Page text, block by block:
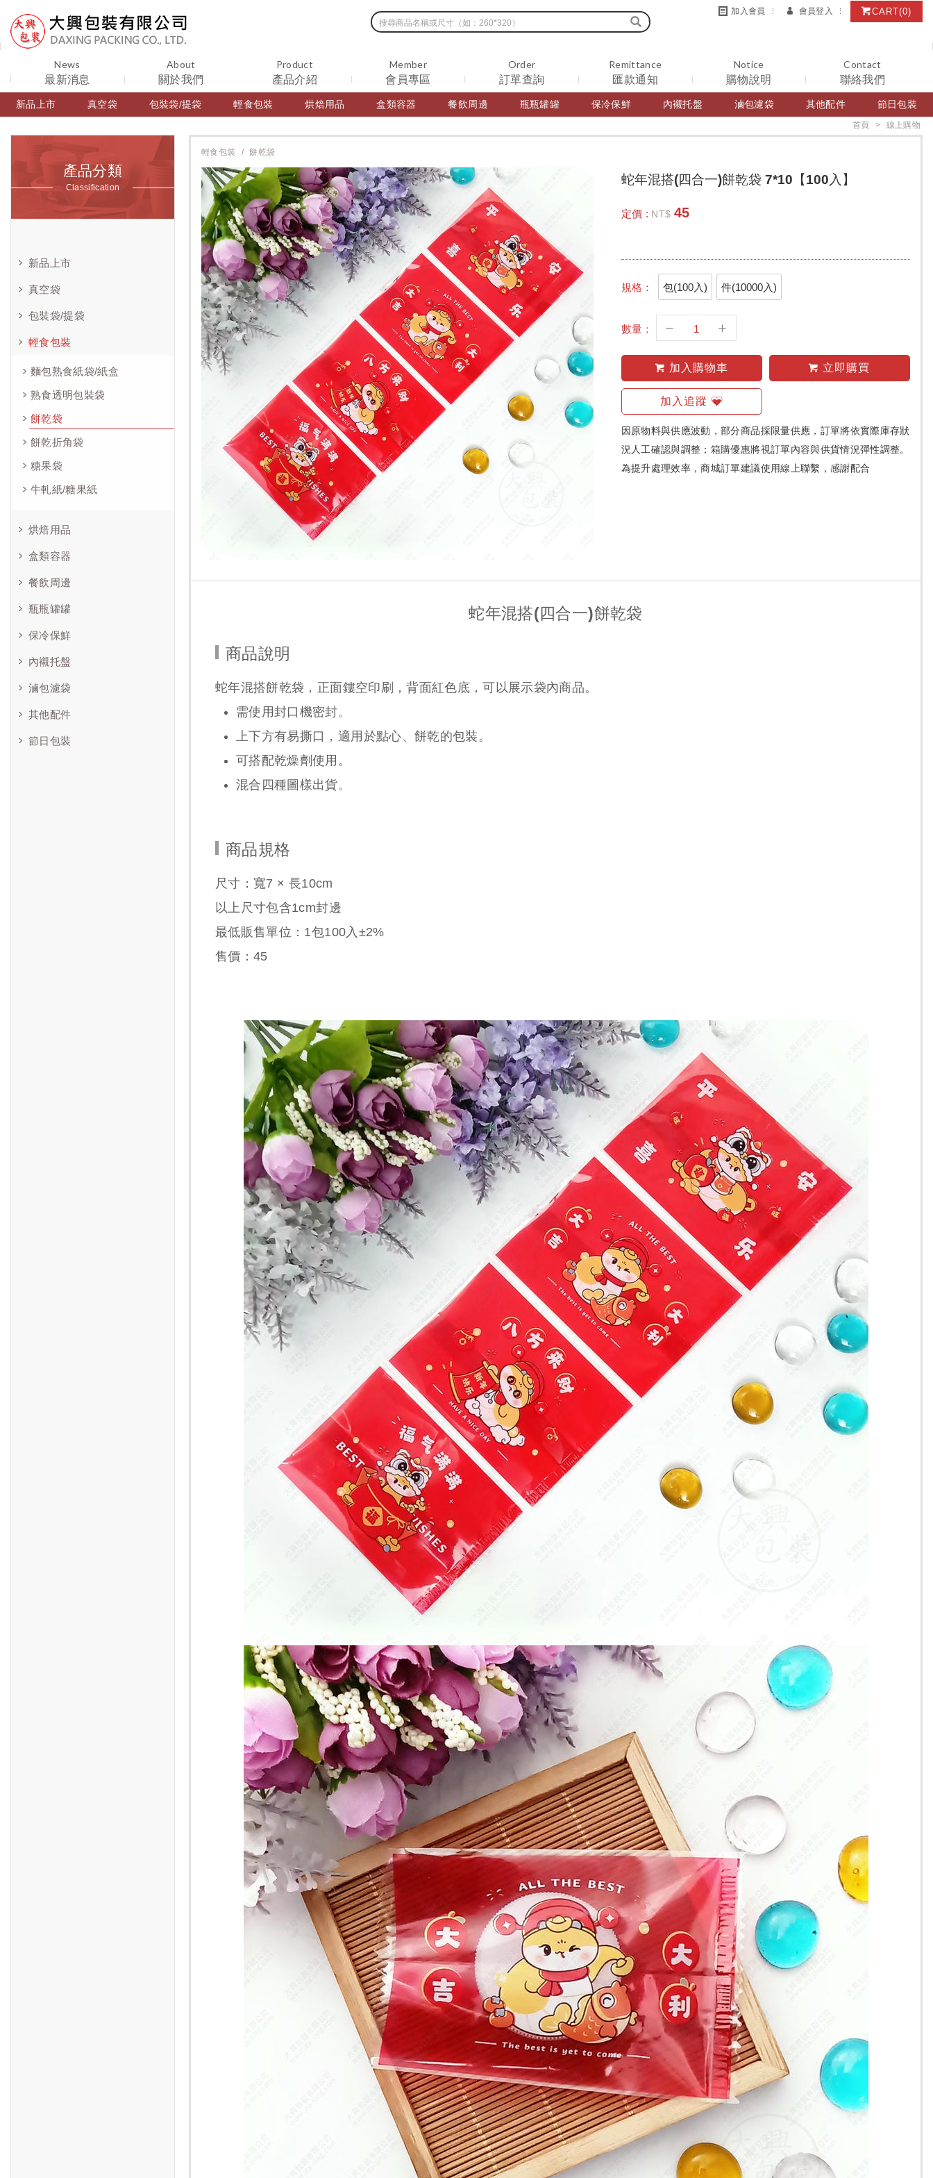
加入會員 會員登入 CART(0)
News
最新消息
About
關於我們
Product
產品介紹
新品上市 真空袋 包裝袋/提袋 輕食包裝 烘焙用品 盒類容器 餐飲周邊 瓶瓶罐罐 保冷保鮮 內襯托盤 滷包濾袋 其他配件 節日包裝
Member
會員專區
Order
訂單查詢
Remittance
匯款通知
Notice
購物說明
Contact
聯絡我們
產品分類
Classification
新品上市
真空袋
包裝袋/提袋
輕食包裝
麵包熟食紙袋/紙盒
熟食透明包裝袋
餅乾袋
餅乾折角袋
糖果袋
牛軋紙/糖果紙
烘焙用品
盒類容器
餐飲周邊
瓶瓶罐罐
保冷保鮮
內襯托盤
滷包濾袋
其他配件
節日包裝
首頁 線上購物
輕食包裝 餅乾袋
蛇年混搭(四合一)餅乾袋 7*10【100入】
定價 : NT$ 45
規格： 包(100入) 件(10000入)
數量：
加入購物車 立即購買
加入追蹤
因原物料與供應波動，部分商品採限量供應，訂單將依實際庫存狀
況人工確認與調整；箱購優惠將視訂單內容與供貨情況彈性調整。
為提升處理效率，商城訂單建議使用線上聯繫，感謝配合
蛇年混搭(四合一)餅乾袋
商品說明
蛇年混搭餅乾袋，正面鏤空印刷，背面紅色底，可以展示袋內商品。
需使用封口機密封。
上下方有易撕口，適用於點心、餅乾的包裝。
可搭配乾燥劑使用。
混合四種圖樣出貨。
商品規格
尺寸：寬7 × 長10cm
以上尺寸包含1cm封邊
最低販售單位：1包100入±2%
售價：45